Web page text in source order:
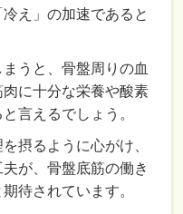
え」の加速であると
うと、骨盤周りの血
に十分な栄養や酸素
言えるでしょう。
摂るように心がけ、
が、骨盤底筋の働き
待されています。